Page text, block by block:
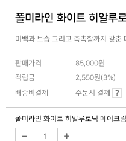
폴미라인 화이트 히알루
미백과 보습 그리고 촉촉함까지 갖춘
판매가격
85,000원
적립금
2,550원(3%)
배송비결제
주문시 결제 ?
폴미라인 화이트 히알루로닉 데이크림